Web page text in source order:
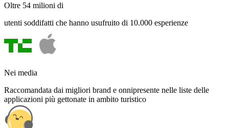
Oltre 54 milioni di
utenti soddifatti che hanno usufruito di 10.000 esperienze
Nei media
Raccomandata dai migliori brand e onnipresente nelle liste delle
applicazioni più gettonate in ambito turistico